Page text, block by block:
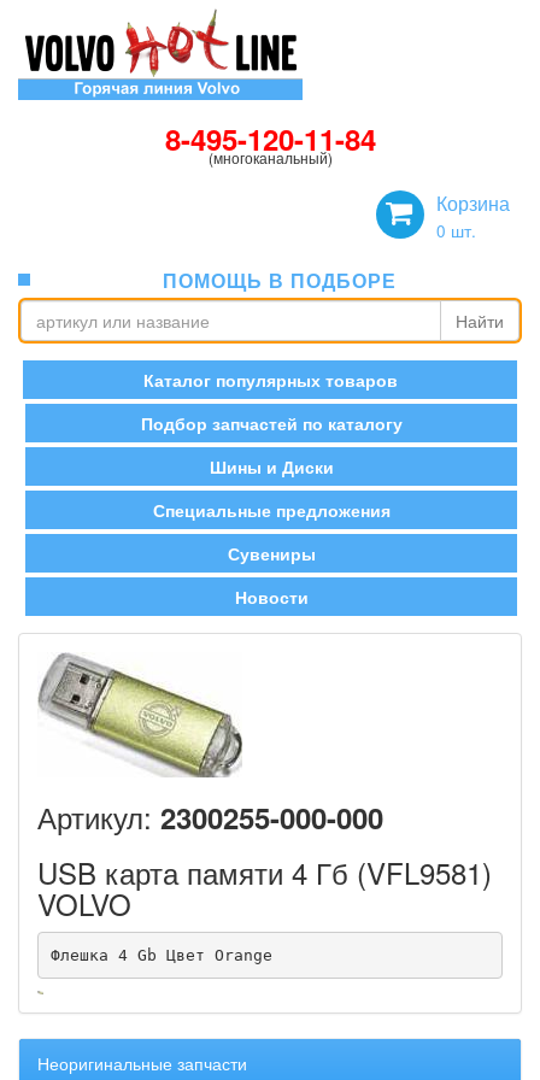
8-495-120-11-84
(многоканальный)
Корзина
0 шт.
ПОМОЩЬ В ПОДБОРЕ
Найти
Каталог популярных товаров
Подбор запчастей по каталогу
Шины и Диски
Специальные предложения
Сувениры
Новости
Артикул: 2300255-000-000
USB карта памяти 4 Гб (VFL9581)
VOLVO
Флешка 4 Gb Цвет Orange
Неоригинальные запчасти